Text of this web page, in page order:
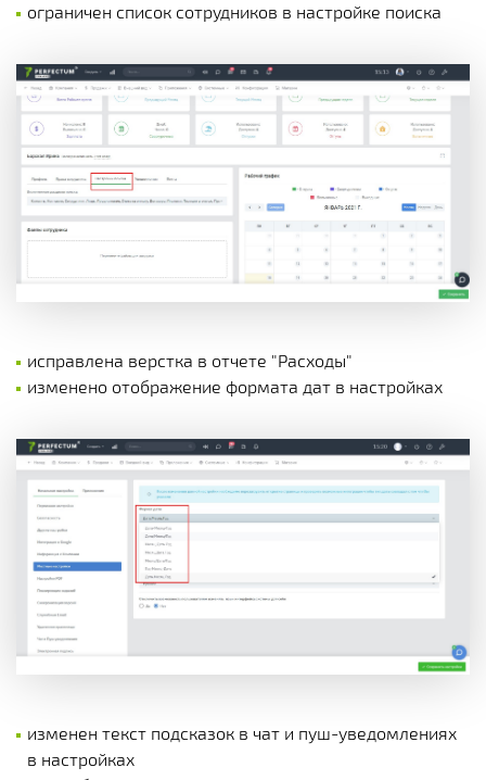
ограничен список сотрудников в настройке поиска
исправлена верстка в отчете "Расходы"
изменено отображение формата дат в настройках
изменен текст подсказок в чат и пуш-уведомлениях
в настройках